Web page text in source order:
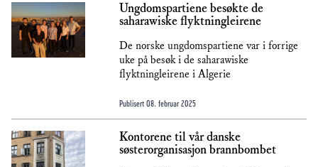
Ungdomspartiene besøkte de
saharawiske flyktningleirene
De norske ungdomspartiene var i forrige
uke på besøk i de saharawiske
flyktningleirene i Algerie
Publisert 08. februar 2025
Kontorene til vår danske
søsterorganisasjon brannbombet